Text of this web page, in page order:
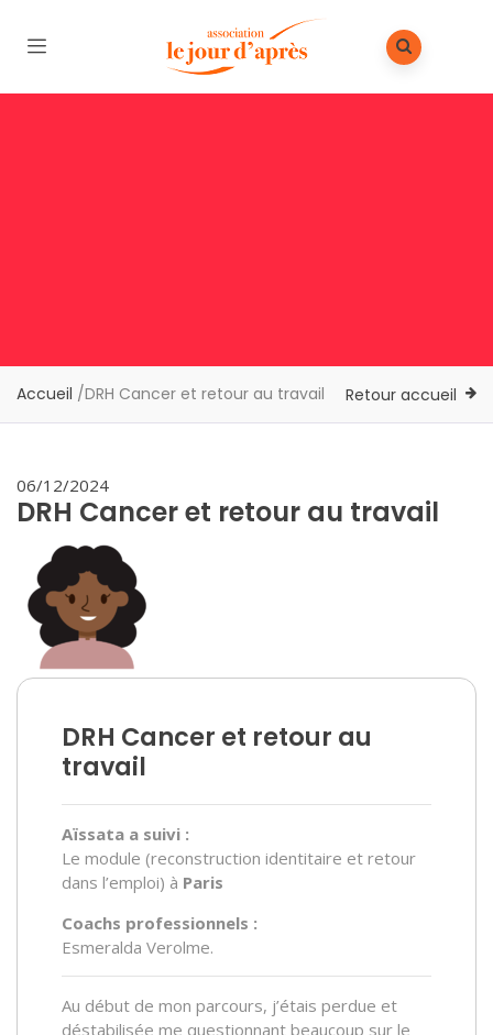
Accueil /DRH Cancer et retour au travail Retour accueil
06/12/2024
DRH Cancer et retour au travail
DRH Cancer et retour au
travail
Aïssata a suivi :
Le module (reconstruction identitaire et retour
dans l’emploi) à Paris
Coachs professionnels :
Esmeralda Verolme.
Au début de mon parcours, j’étais perdue et
déstabilisée me questionnant beaucoup sur le